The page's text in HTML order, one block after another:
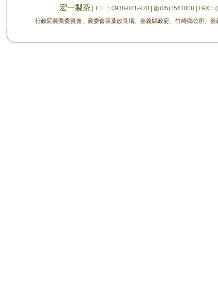
宏一製茶 | TEL：0938-081-970 | 廠(05)2561808 | FAX
行政院農業委員會、農委會茶葉改良場、嘉義縣政府、竹崎鄉公所、